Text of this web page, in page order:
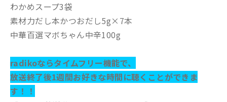
わかめスープ3袋
素材力だし本かつおだし5g×7本
中華百選マボちゃん中辛100g
radikoならタイムフリー機能で、
放送終了後1週間お好きな時間に聴くことができま
す！！